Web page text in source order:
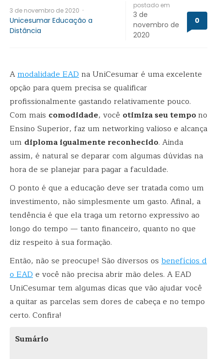
3 de novembro de 2020 ·
Unicesumar Educação a
Distância
postado em
3 de
novembro de
2020
0
Amodalidade EADna UniCesumar é uma excelente
opção para quem precisa se qualificar
profissionalmente gastando relativamente pouco.
Com mais comodidade, você otimiza seu tempono
Ensino Superior, faz um networking valioso e alcança
um diploma igualmente reconhecido. Ainda
assim, é natural se deparar com algumas dúvidas na
hora de se planejar para pagar a faculdade.
O ponto é que a educação deve ser tratada como um
investimento, não simplesmente um gasto. Afinal, a
tendência é que ela traga um retorno expressivo ao
longo do tempo — tanto financeiro, quanto no que
diz respeito à sua formação.
Então, não se preocupe! São diversos os benefícios d
o EADe você não precisa abrir mão deles. A EAD
UniCesumar tem algumas dicas que vão ajudar você
a quitar as parcelas sem dores de cabeça e no tempo
certo. Confira!
Sumário